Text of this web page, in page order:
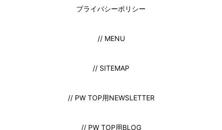
プライバシーポリシー
// MENU
// SITEMAP
// PW TOP用NEWSLETTER
// PW TOP用BLOG